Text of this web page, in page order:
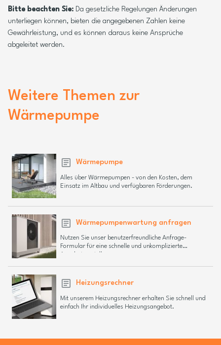
Bitte beachten Sie: Da gesetzliche Regelungen Änderungen
unterliegen können, bieten die angegebenen Zahlen keine
Gewährleistung, und es können daraus keine Ansprüche
abgeleitet werden.
Weitere Themen zur
Wärmepumpe
Wärmepumpe
Alles über Wärmepumpen - von den Kosten, dem
Einsatz im Altbau und verfügbaren Förderungen.
Wärmepumpenwartung anfragen
Nutzen Sie unser benutzerfreundliche Anfrage-
Formular für eine schnelle und unkomplizierte
Heizungsrechner
Mit unserem Heizungsrechner erhalten Sie schnell und
einfach Ihr individuelles Heizungsangebot.